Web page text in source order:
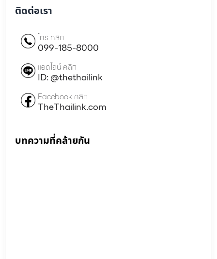
ติดต่อเรา
โทร คลิก
099-185-8000
แอดไลน์ คลิก
ID: @thethailink
Facebook คลิก
TheThailink.com
บทความที่คล้ายกัน